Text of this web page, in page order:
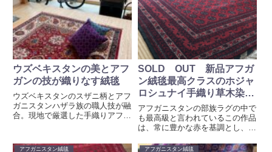
ウズベキスタンの美とアフ
ガンの技が織りなす絨毯
ウズベキスタンのスザニ柄とアフ
ガニスタンハザラ族の職人技が融
合。現地で厳選した手織りアフガ
なす極上の逸品をぜひ。
SOLD OUT 新品アフガ
ン絨毯最高クラスのホジャ
ロシュナイ手織り草木染め
217cm*153cm 手織り草
木染めのアフガン絨毯の女
王 sk001
アフガニスタンの部族ラグの中で
も最高級と言われているこの作品
は、常に豊かな赤を基調とし、シ
で織り上げられています。このデ
アフガニスタン絨毯 アフガニスタン絨毯